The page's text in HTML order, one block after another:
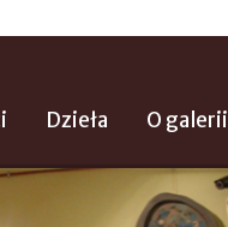
Dzieła O galerii